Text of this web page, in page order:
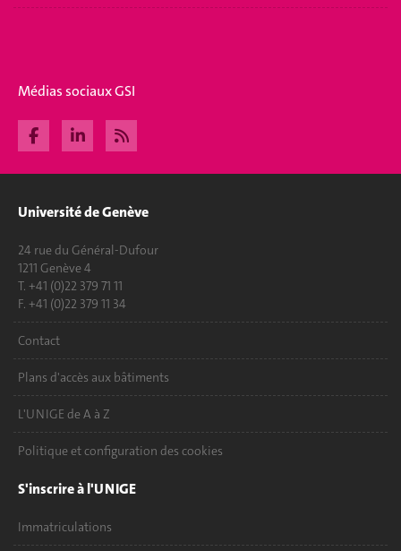
Médias sociaux GSI
Université de Genève
24 rue du Général-Dufour
1211 Genève 4
T. +41 (0)22 379 71 11
F. +41 (0)22 379 11 34
Contact
Plans d'accès aux bâtiments
L'UNIGE de A à Z
Politique et configuration des cookies
S'inscrire à l'UNIGE
Immatriculations